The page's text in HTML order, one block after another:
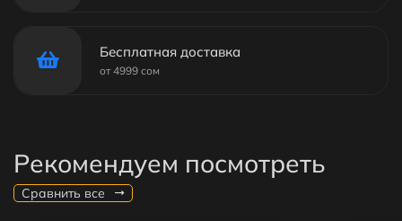
Бесплатная доставка
от 4999 сом
Рекомендуем посмотреть
Сравнить все